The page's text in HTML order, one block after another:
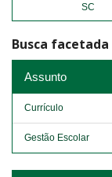
SC
Busca facetada
Assunto
Currículo
Gestão Escolar